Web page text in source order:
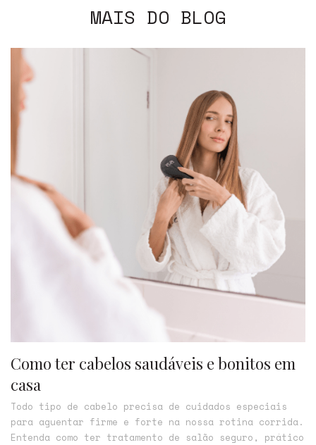
MAIS DO BLOG
Como ter cabelos saudáveis e bonitos em
casa
Todo tipo de cabelo precisa de cuidados especiais
para aguentar firme e forte na nossa rotina corrida.
Entenda como ter tratamento de salão seguro, prático